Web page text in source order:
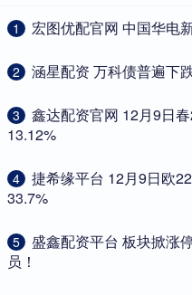
1 宏图优配官网 中国华电
2 涵星配资 万科债普遍下
3
鑫达配资官网 12月9日
13.12%
4
捷希缘平台 12月9日欧
33.7%
5
盛鑫配资平台 板块掀涨
员！